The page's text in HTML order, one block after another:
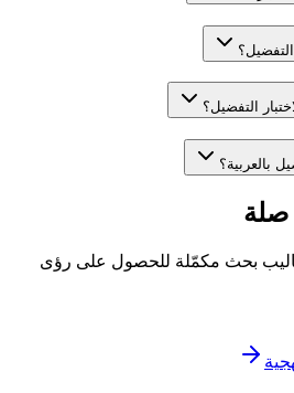
التفضيل؟
بالعربية؟
صلة
بحث مكمّلة للحصول على رؤى